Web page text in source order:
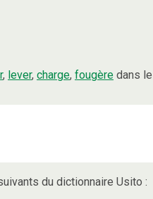
, lever, charge, fougère dans
du dictionnaire Usito :